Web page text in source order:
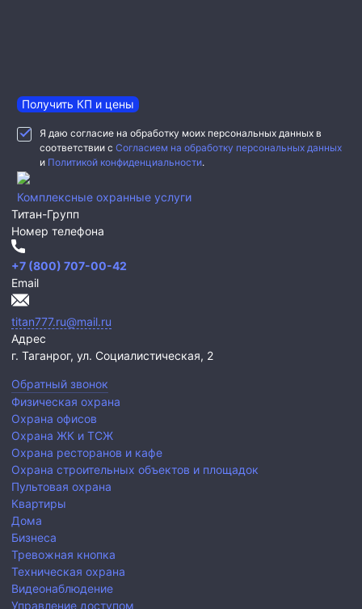
Получить КП и цены
Я даю согласие на обработку моих персональных данных в
соответствии с Согласием на обработку персональных данных
и Политикой конфиденциальности.
Комплексные охранные услуги
Титан-Групп
Номер телефона
+7 (800) 707-00-42
Email
titan777.ru@mail.ru
Адрес
г. Таганрог, ул. Социалистическая, 2
Обратный звонок
Физическая охрана
Охрана офисов
Охрана ЖК и ТСЖ
Охрана ресторанов и кафе
Охрана строительных объектов и площадок
Пультовая охрана
Квартиры
Дома
Бизнеса
Тревожная кнопка
Техническая охрана
Видеонаблюдение
Управление доступом